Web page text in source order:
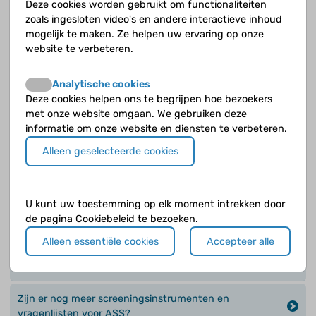
Wat is een Child Behavior Checklist (CBCL)?
Wat is een CoSoS-screeningsvragenlijst
Wat is een SDQ (Strengths and Difficulties
Questionaire)?
Wat is het Van Wiechenonderzoek?
Welke meet- of screeningsinstrumenten geven een
beeld van de ontwikkeling van een kind?
Zijn er nog meer screeningsinstrumenten en
vragenlijsten voor ASS?
Deze cookies worden gebruikt om functionaliteiten
zoals ingesloten video's en andere interactieve inhoud
mogelijk te maken. Ze helpen uw ervaring op onze
website te verbeteren.
Analytische cookies
Deze cookies helpen ons te begrijpen hoe bezoekers
met onze website omgaan. We gebruiken deze
informatie om onze website en diensten te verbeteren.
Alleen geselecteerde cookies
U kunt uw toestemming op elk moment intrekken door
de pagina Cookiebeleid te bezoeken.
Alleen essentiële cookies
Accepteer alle